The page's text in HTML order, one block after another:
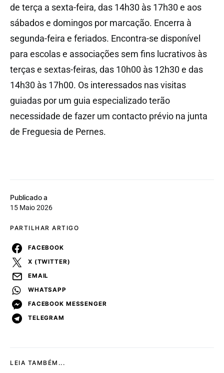
Publicado a
15 Maio 2026
PARTILHAR ARTIGO
FACEBOOK
X (TWITTER)
EMAIL
WHATSAPP
FACEBOOK MESSENGER
TELEGRAM
de terça a sexta-feira, das 14h30 às 17h30 e aos
sábados e domingos por marcação. Encerra à
segunda-feira e feriados. Encontra-se disponível
para escolas e associações sem fins lucrativos às
terças e sextas-feiras, das 10h00 às 12h30 e das
14h30 às 17h00. Os interessados nas visitas
guiadas por um guia especializado terão
necessidade de fazer um contacto prévio na junta
de Freguesia de Pernes.
LEIA TAMBÉM...